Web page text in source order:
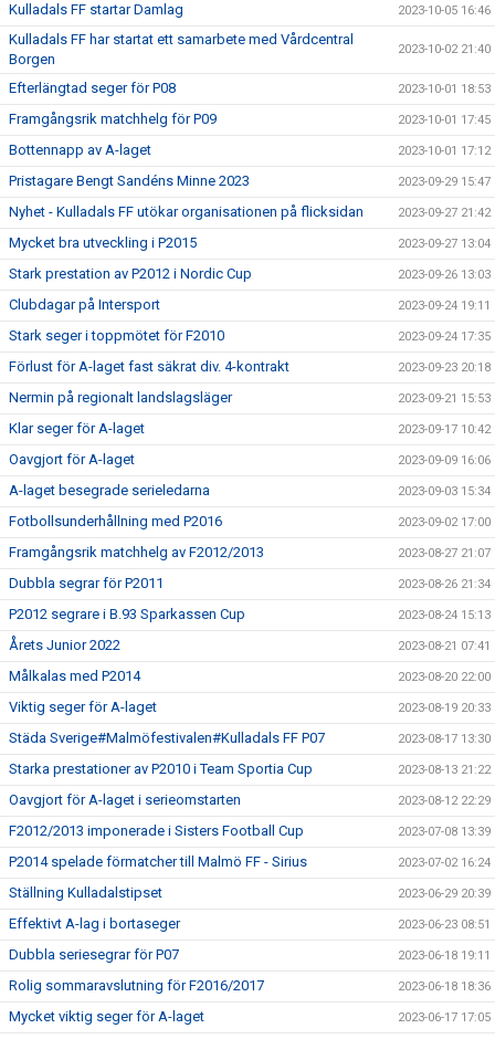
Kulladals FF startar Damlag 2023-10-05 16:46
Kulladals FF har startat ett samarbete med Vårdcentral
Borgen
2023-10-02 21:40
Efterlängtad seger för P08 2023-10-01 18:53
Framgångsrik matchhelg för P09 2023-10-01 17:45
Bottennapp av A-laget 2023-10-01 17:12
Pristagare Bengt Sandéns Minne 2023 2023-09-29 15:47
Nyhet - Kulladals FF utökar organisationen på flicksidan 2023-09-27 21:42
Mycket bra utveckling i P2015 2023-09-27 13:04
Stark prestation av P2012 i Nordic Cup 2023-09-26 13:03
Clubdagar på Intersport 2023-09-24 19:11
Stark seger i toppmötet för F2010 2023-09-24 17:35
Förlust för A-laget fast säkrat div. 4-kontrakt 2023-09-23 20:18
Nermin på regionalt landslagsläger 2023-09-21 15:53
Klar seger för A-laget 2023-09-17 10:42
Oavgjort för A-laget 2023-09-09 16:06
A-laget besegrade serieledarna 2023-09-03 15:34
Fotbollsunderhållning med P2016 2023-09-02 17:00
Framgångsrik matchhelg av F2012/2013 2023-08-27 21:07
Dubbla segrar för P2011 2023-08-26 21:34
P2012 segrare i B.93 Sparkassen Cup 2023-08-24 15:13
Årets Junior 2022 2023-08-21 07:41
Målkalas med P2014 2023-08-20 22:00
Viktig seger för A-laget 2023-08-19 20:33
Städa Sverige#Malmöfestivalen#Kulladals FF P07 2023-08-17 13:30
Starka prestationer av P2010 i Team Sportia Cup 2023-08-13 21:22
Oavgjort för A-laget i serieomstarten 2023-08-12 22:29
F2012/2013 imponerade i Sisters Football Cup 2023-07-08 13:39
P2014 spelade förmatcher till Malmö FF - Sirius 2023-07-02 16:24
Ställning Kulladalstipset 2023-06-29 20:39
Effektivt A-lag i bortaseger 2023-06-23 08:51
Dubbla seriesegrar för P07 2023-06-18 19:11
Rolig sommaravslutning för F2016/2017 2023-06-18 18:36
Mycket viktig seger för A-laget 2023-06-17 17:05